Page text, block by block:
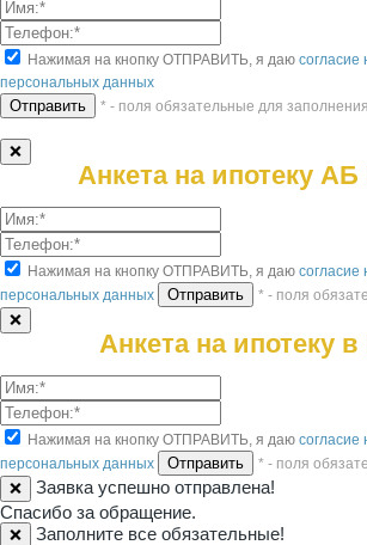
Нажимая на кнопку ОТПРАВИТЬ, я даю согласие
персональных данных
* - поля обязательные для заполнения
❌
Анкета на ипотеку АБ
Нажимая на кнопку ОТПРАВИТЬ, я даю согласие
персональных данных
* - поля
❌
Анкета на ипотеку
Нажимая на кнопку ОТПРАВИТЬ, я даю согласие
персональных данных
* - поля
❌
Заявка успешно отправлена!
Спасибо за обращение.
❌ Заполните все обязательные!